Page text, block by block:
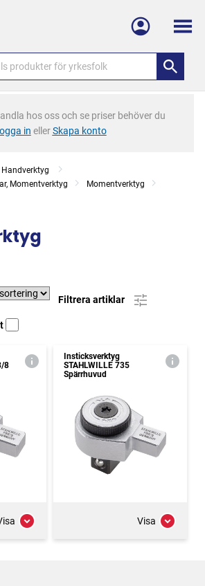
Meny
hos oss och se priser behöver du
in ellerSkapa konto
Handverktyg
Momentverktyg
Momentverktyg
Filtrera artiklar
8
Insticksverktyg
STAHLWILLE 735
Spärrhuvud
Visa